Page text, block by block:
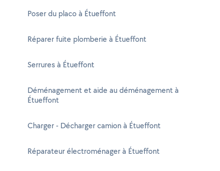
Poser du placo à Étueffont
Réparer fuite plomberie à Étueffont
Serrures à Étueffont
Déménagement et aide au déménagement à
Étueffont
Charger - Décharger camion à Étueffont
Réparateur électroménager à Étueffont